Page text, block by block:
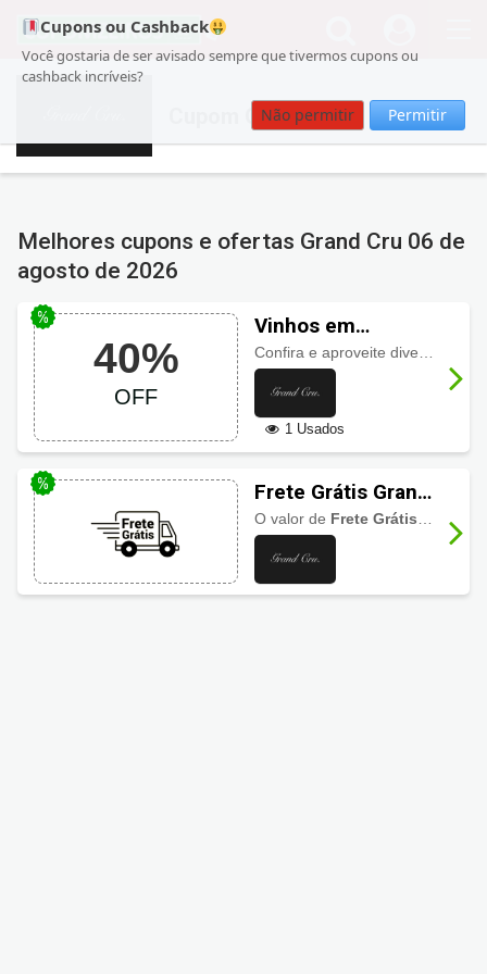
Cupons ou Cashback
Você gostaria de ser avisado sempre que tivermos cupons ou
cashback incríveis?
Não permitir Permitir
Cupom Grand Cru
Melhores cupons e ofertas Grand Cru 06 de
agosto de 2026
40%
OFF
Vinhos em
promoção na
Grand Cru: até 40%
OFF
Confira e aproveite diversos vinho em promoção no site, com
1 Usados
Frete Grátis Grand
Cru
O valor de Frete Grátisvaria